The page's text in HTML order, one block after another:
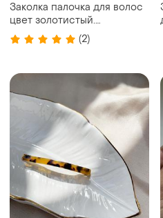
Заколка палочка для волос
цвет золотистый.
металлическая китайская
заколка для волос
(2)